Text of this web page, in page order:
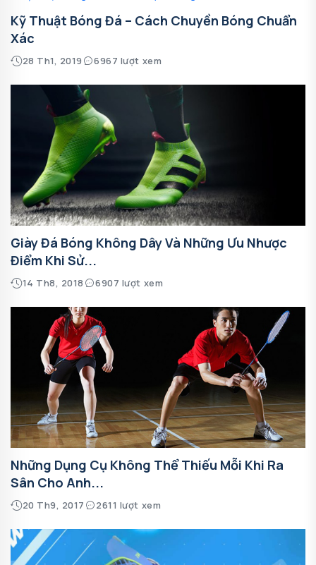
Kỹ Thuật Bóng Đá – Cách Chuyền Bóng Chuẩn
Xác
28 Th1, 2019 6967 lượt xem
Giày Đá Bóng Không Dây Và Những Ưu Nhược
Điểm Khi Sử...
14 Th8, 2018 6907 lượt xem
Những Dụng Cụ Không Thể Thiếu Mỗi Khi Ra
Sân Cho Anh...
20 Th9, 2017 2611 lượt xem